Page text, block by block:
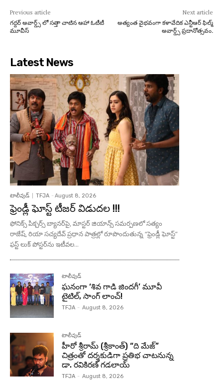
Previous article
గద్దర్ అవార్డ్స్ లో సత్తా చాటిన ఆహా ఓటీటీ
మూవీస్
Next article
అత్యంత వైభవంగా కళావేదిక ఎన్టీఆర్ ఫిల్మ్
అవార్డ్స్ ప్రదానోత్సవం.
Latest News
టాలీవుడ్ TFJA - August 8, 2026
ఫ్రెండ్లీ ఘోస్ట్ టీజర్ విడుదల !!!
ఫోనిక్స్ పిక్చర్స్ బ్యానర్‌పై, మాస్టర్ జియాన్స్ సమర్పణలో సత్యం
రాజేష్, రియా సచ్యదేవ్ ప్రధాన పాత్రల్లో రూపొందుతున్న “ఫ్రెండ్లీ ఘోస్ట్”
ఫస్ట్ లుక్ పోస్టర్‌ను ఇటీవల...
టాలీవుడ్
ఘనంగా ‘శివ గాడి జింద‌గీ’ మూవీ
టైటిల్, సాంగ్ లాంచ్!
TFJA - August 8, 2026
టాలీవుడ్
హీరో శ్రీరామ్ (శ్రీకాంత్) “ది మేజ్”
చిత్రంతో దర్శకుడిగా ప్రతిభ చాటనున్న
డా. రవికిరణ్ గడలాయ్
TFJA - August 8, 2026